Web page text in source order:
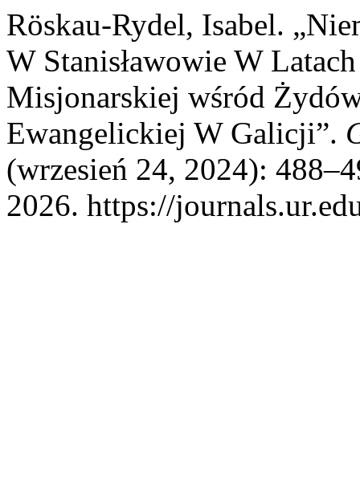
Röskau-Rydel, Isabel.
W Stanisławowie W
Misjonarskiej wśród
Ewangelickiej W Galicji”.
(wrzesień 24, 2024):
2026. https://